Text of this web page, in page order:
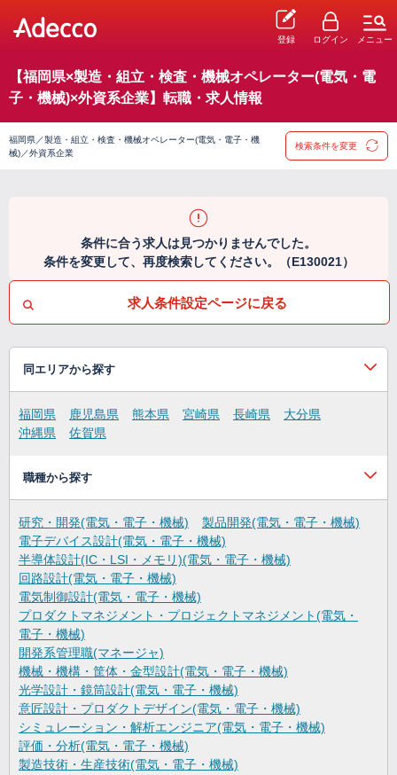
登録 ログイン メニュー
【福岡県×製造・組立・検査・機械オペレーター(電気・電
子・機械)×外資系企業】転職・求人情報
福岡県／製造・組立・検査・機械オペレーター(電気・電子・機
械)／外資系企業
検索条件を変更
条件に合う求人は見つかりませんでした。
条件を変更して、再度検索してください。（E130021）
求人条件設定ページに戻る
同エリアから探す
福岡県 鹿児島県 熊本県 宮崎県 長崎県
大分県
沖縄県
佐賀県
職種から探す
研究・開発(電気・電子・機械)
製品開発(電気・電子・機械)
電子デバイス設計(電気・電子・機械)
半導体設計(IC・LSI・メモリ)(電気・電子・機械)
回路設計(電気・電子・機械)
電気制御設計(電気・電子・機械)
プロダクトマネジメント・プロジェクトマネジメント(電気・
電子・機械)
開発系管理職(マネージャ)
機械・機構・筐体・金型設計(電気・電子・機械)
光学設計・鏡筒設計(電気・電子・機械)
意匠設計・プロダクトデザイン(電気・電子・機械)
シミュレーション・解析エンジニア(電気・電子・機械)
評価・分析(電気・電子・機械)
製造技術・生産技術(電気・電子・機械)